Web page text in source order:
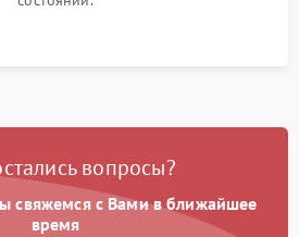
вопросы?
свяжемся с Вами в ближайшее
время